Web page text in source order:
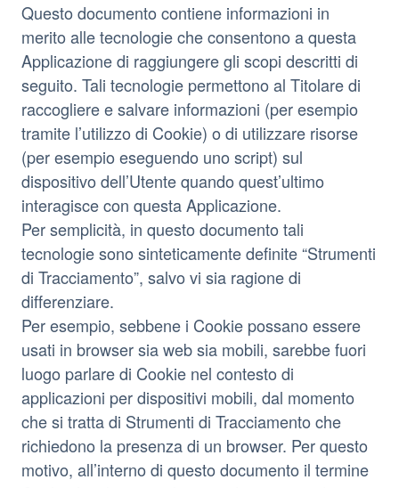
Questo documento contiene informazioni in
merito alle tecnologie che consentono a questa
Applicazione di raggiungere gli scopi descritti di
seguito. Tali tecnologie permettono al Titolare di
raccogliere e salvare informazioni (per esempio
tramite l’utilizzo di Cookie) o di utilizzare risorse
(per esempio eseguendo uno script) sul
dispositivo dell’Utente quando quest’ultimo
interagisce con questa Applicazione.
Per semplicità, in questo documento tali
tecnologie sono sinteticamente definite “Strumenti
di Tracciamento”, salvo vi sia ragione di
differenziare.
Per esempio, sebbene i Cookie possano essere
usati in browser sia web sia mobili, sarebbe fuori
luogo parlare di Cookie nel contesto di
applicazioni per dispositivi mobili, dal momento
che si tratta di Strumenti di Tracciamento che
richiedono la presenza di un browser. Per questo
motivo, all’interno di questo documento il termine